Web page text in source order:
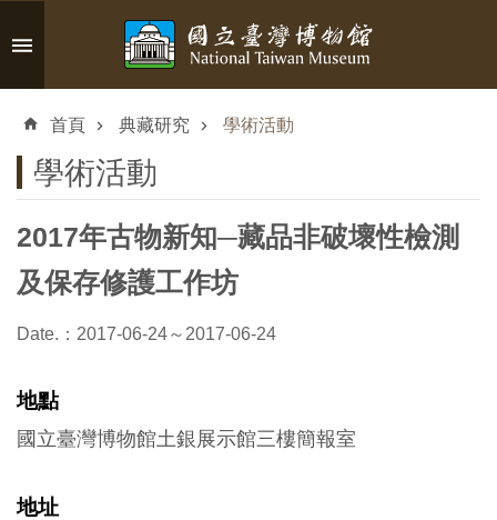
跳到主要內容區塊
搜
認
識
臺
參
資
首頁 典藏研究 學術活動
學術活動
2017年古物新知─藏品非破壞性檢測
及保存修護工作坊
Date.：2017-06-24～2017-06-24
地點
國立臺灣博物館土銀展示館三樓簡報室
地址